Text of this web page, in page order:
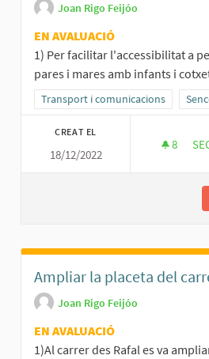
Joan Rigo Feijóo
EN AVALUACIÓ
1) Per facilitar l'accessibilitat a
pares i mares amb infants i
Resultats al filtrar per la categoria:
Transport i comunicacions
CREAT EL
18/12/2022
8 8
Ampliar la placeta del
Joan Rigo Feijóo
EN AVALUACIÓ
1)Al carrer des Rafal es va